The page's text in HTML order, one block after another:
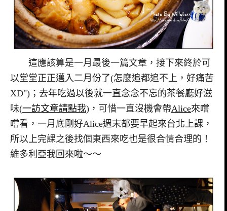
這應該算是一月最後一篇文章，接下來終於可
以堂堂正正邁入二月份了(怎麼追都追不上，好痛苦
XD")；去年吃過以後就一直念念不忘的茶餐廳好滋
味(一訪文章請點我)，可惜一直沒機會帶Alice來嚐
嚐看，一月底剛好Alice週末都要早起來台北上課，
所以上完課之後找個東西來吃也是很合情合理的！
維多利亞我回來啦～～